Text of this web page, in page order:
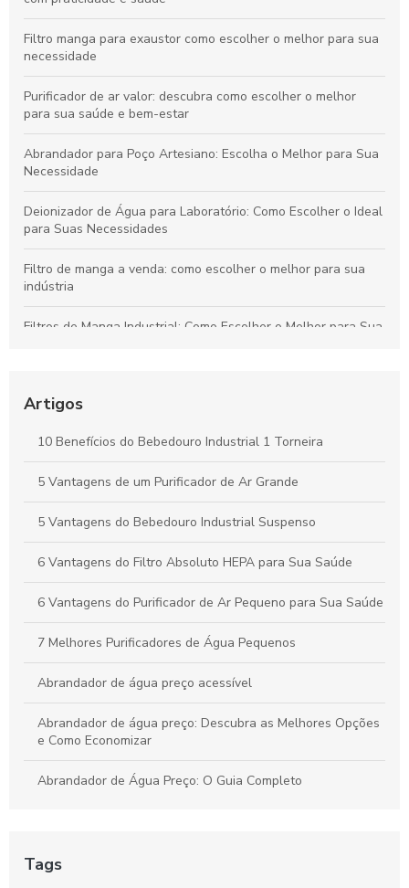
Filtro manga para exaustor como escolher o melhor para sua
necessidade
Purificador de ar valor: descubra como escolher o melhor
para sua saúde e bem-estar
Abrandador para Poço Artesiano: Escolha o Melhor para Sua
Necessidade
Deionizador de Água para Laboratório: Como Escolher o Ideal
para Suas Necessidades
Filtro de manga a venda: como escolher o melhor para sua
indústria
Filtros de Manga Industrial: Como Escolher o Melhor para Sua
para sua casa
Filtro de Manga Preço e suas Variações no Mercado
Como Escolher o Bebedouro de Coluna Pressão Ideal para
Sua Empresa
Artigos
10 Benefícios do Bebedouro Industrial 1 Torneira
5 Vantagens de um Purificador de Ar Grande
5 Vantagens do Bebedouro Industrial Suspenso
6 Vantagens do Filtro Absoluto HEPA para Sua Saúde
6 Vantagens do Purificador de Ar Pequeno para Sua Saúde
7 Melhores Purificadores de Água Pequenos
Abrandador de água preço acessível
Abrandador de água preço: Descubra as Melhores Opções
e Como Economizar
Abrandador de Água Preço: O Guia Completo
Abrandador de Água: Benefícios e Funcionamento
Tags